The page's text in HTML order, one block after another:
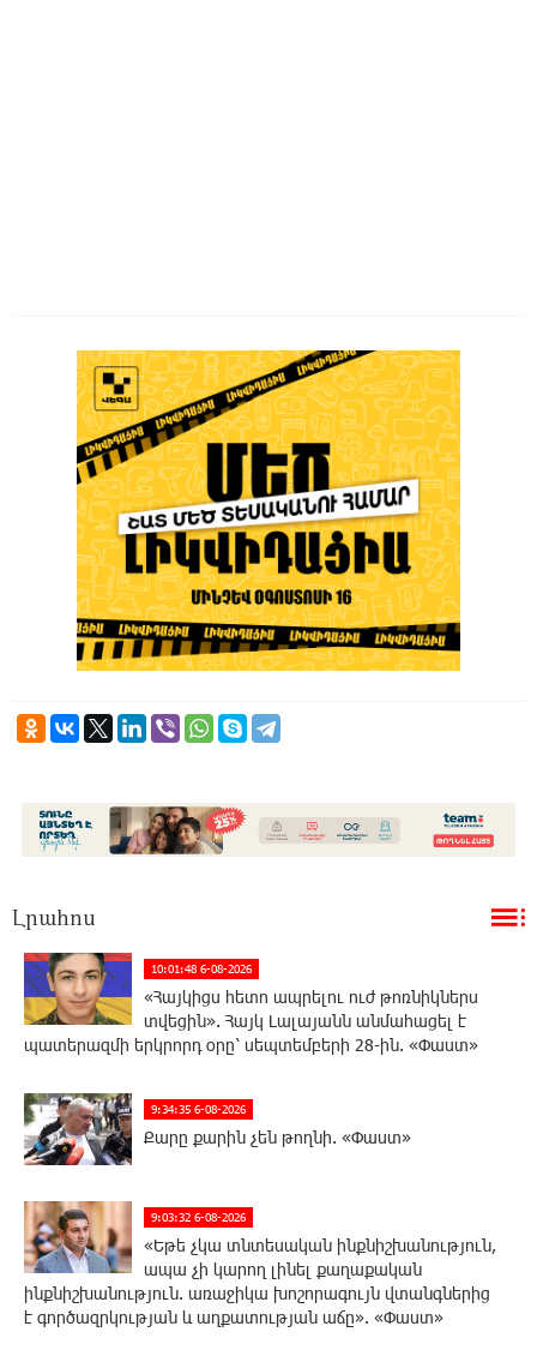
Լրահոս
10:01:48 6-08-2026
«Հայկիցս հետո ապրելու ուժ թոռնիկներս
տվեցին». Հայկ Լալայանն անմահացել է
պատերազմի երկրորդ օրը՝ սեպտեմբերի 28-ին. «Փաստ»
9:34:35 6-08-2026
Քարը քարին չեն թողնի. «Փաստ»
9:03:32 6-08-2026
«Եթե չկա տնտեսական ինքնիշխանություն,
ապա չի կարող լինել քաղաքական
ինքնիշխանություն. առաջիկա խոշորագույն վտանգներից
է գործազրկության և աղքատության աճը». «Փաստ»